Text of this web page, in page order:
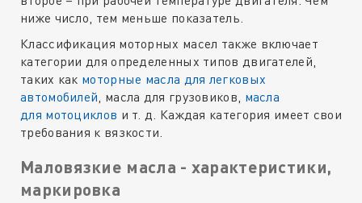
ниже число, тем меньше показатель.
Классификация моторных масел также включает
категории для определенных типов двигателей,
таких как моторные масла для легковых
автомобилей, масла для грузовиков, масла
для мотоциклов и т. д. Каждая категория имеет свои
требования к вязкости.
Маловязкие масла - характеристики,
маркировка